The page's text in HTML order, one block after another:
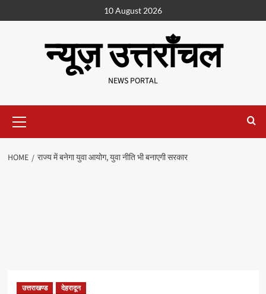
10 August 2026
न्यूज़ उत्तराँचल
NEWS PORTAL
HOME राज्य में बनेगा युवा आयोग, युवा नीति भी बनाएगी सरकार
उत्तराखण्ड देहरादून